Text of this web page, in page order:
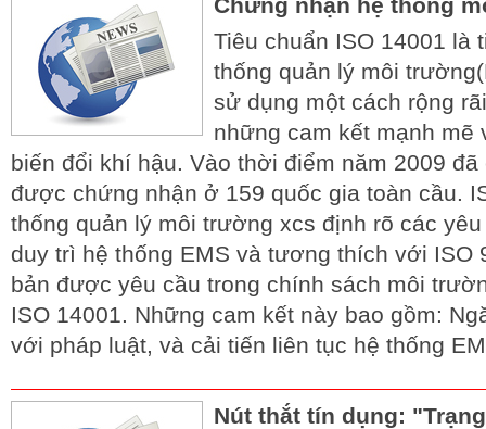
Tiêu chuẩn ISO 14001 là
thống quản lý môi
sử dụng một cách rộng
những cam kết mạnh mẽ
biến đổi khí hậu. Vào thời điểm năm 2009
được chứng nhận ở 159 quốc gia toàn cầu.
thống quản lý môi trường xcs định rõ các
duy trì hệ thống EMS và tương thích với ISO
bản được yêu cầu trong chính sách môi
ISO 14001. Những cam kết này bao gồm:
với pháp luật, và cải tiến liên tục hệ thống
Nút thắt tín dụng: